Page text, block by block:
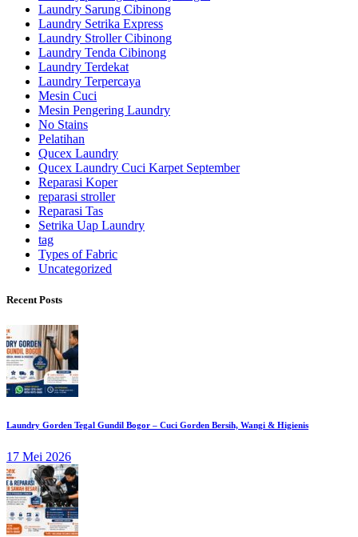
Laundry Sarung Cibinong
Laundry Setrika Express
Laundry Stroller Cibinong
Laundry Tenda Cibinong
Laundry Terdekat
Laundry Terpercaya
Mesin Cuci
Mesin Pengering Laundry
No Stains
Pelatihan
Qucex Laundry
Qucex Laundry Cuci Karpet September
Reparasi Koper
reparasi stroller
Reparasi Tas
Setrika Uap Laundry
tag
Types of Fabric
Uncategorized
Recent Posts
Laundry Gorden Tegal Gundil Bogor – Cuci Gorden Bersih, Wangi & Higienis
17 Mei 2026